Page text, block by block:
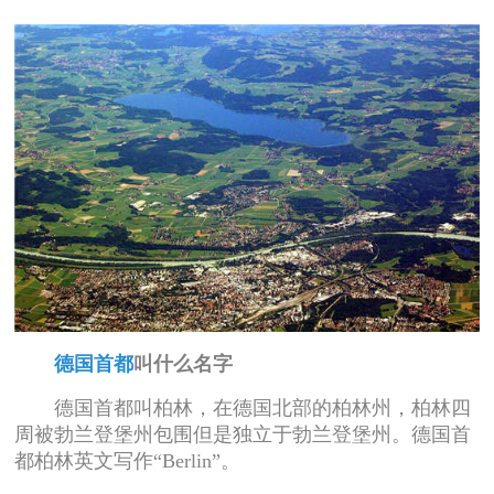
德国首都叫什么名字
德国首都叫柏林，在德国北部的柏林州，柏林四
周被勃兰登堡州包围但是独立于勃兰登堡州。德国首
都柏林英文写作“Berlin”。